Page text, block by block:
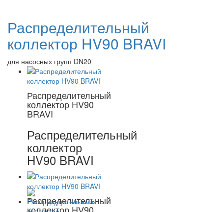
Распределительный
коллектор HV90 BRAVI
для насосных групп DN20
Распределительный
коллектор HV90
BRAVI
Распределительный
коллектор
HV90 BRAVI
Распределительный